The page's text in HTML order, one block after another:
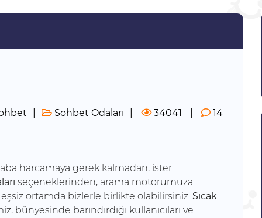
Sohbet Odaları 34041 14
harcamaya gerek kalmadan, ister
seçeneklerinden, arama motorumuza
ortamda bizlerle birlikte olabilirsiniz. Sıcak
bünyesinde barındırdığı kullanıcıları ve